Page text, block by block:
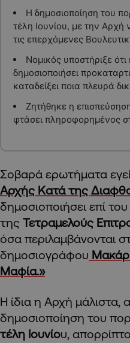
Η δημοσιοποίηση του
τέλη Ιουνίου, με την Αρχή
τις επερχόμενες
Νομικός υποστήριξε
δημοσιοποιήσει
καταδείξει ποια πλευρά
Ζητήθηκε η
φτάσει πληροφορημένος
Σοβαρά ερωτήματα
Αρχής Κατά της
δημοσιοποιήσει επί
της Τετραμελούς
όσα περιλαμβάνονται
δημοσιογράφου
Μαφία.»
Η ίδια η Αρχή μάλιστα,
δημοσιοποίηση του
τέλη Ιουνίου,